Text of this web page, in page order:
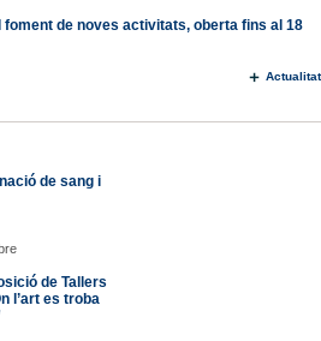
foment de noves activitats, oberta fins al 18
Actualitat
de sang i
de Tallers
l’art es troba